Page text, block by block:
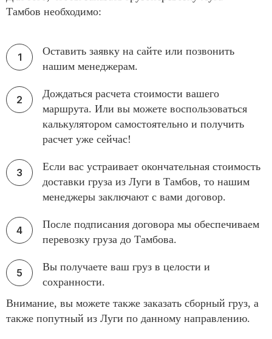
Тамбов необходимо:
Оставить заявку на сайте или позвонить
нашим менеджерам.
Дождаться расчета стоимости вашего
маршрута. Или вы можете воспользоваться
калькулятором самостоятельно и получить
расчет уже сейчас!
Если вас устраивает окончательная стоимость
доставки груза из Луги в Тамбов, то нашим
менеджеры заключают с вами договор.
После подписания договора мы обеспечиваем
перевозку груза до Тамбова.
Вы получаете ваш груз в целости и
сохранности.
Внимание, вы можете также заказать сборный груз, а
также попутный из Луги по данному направлению.